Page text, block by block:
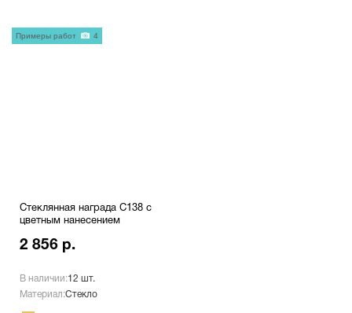
Стеклянная награда C138 с
цветным нанесением
2 856 р.
В наличии:12 шт.
Материал:Стекло
Примеры работ 4